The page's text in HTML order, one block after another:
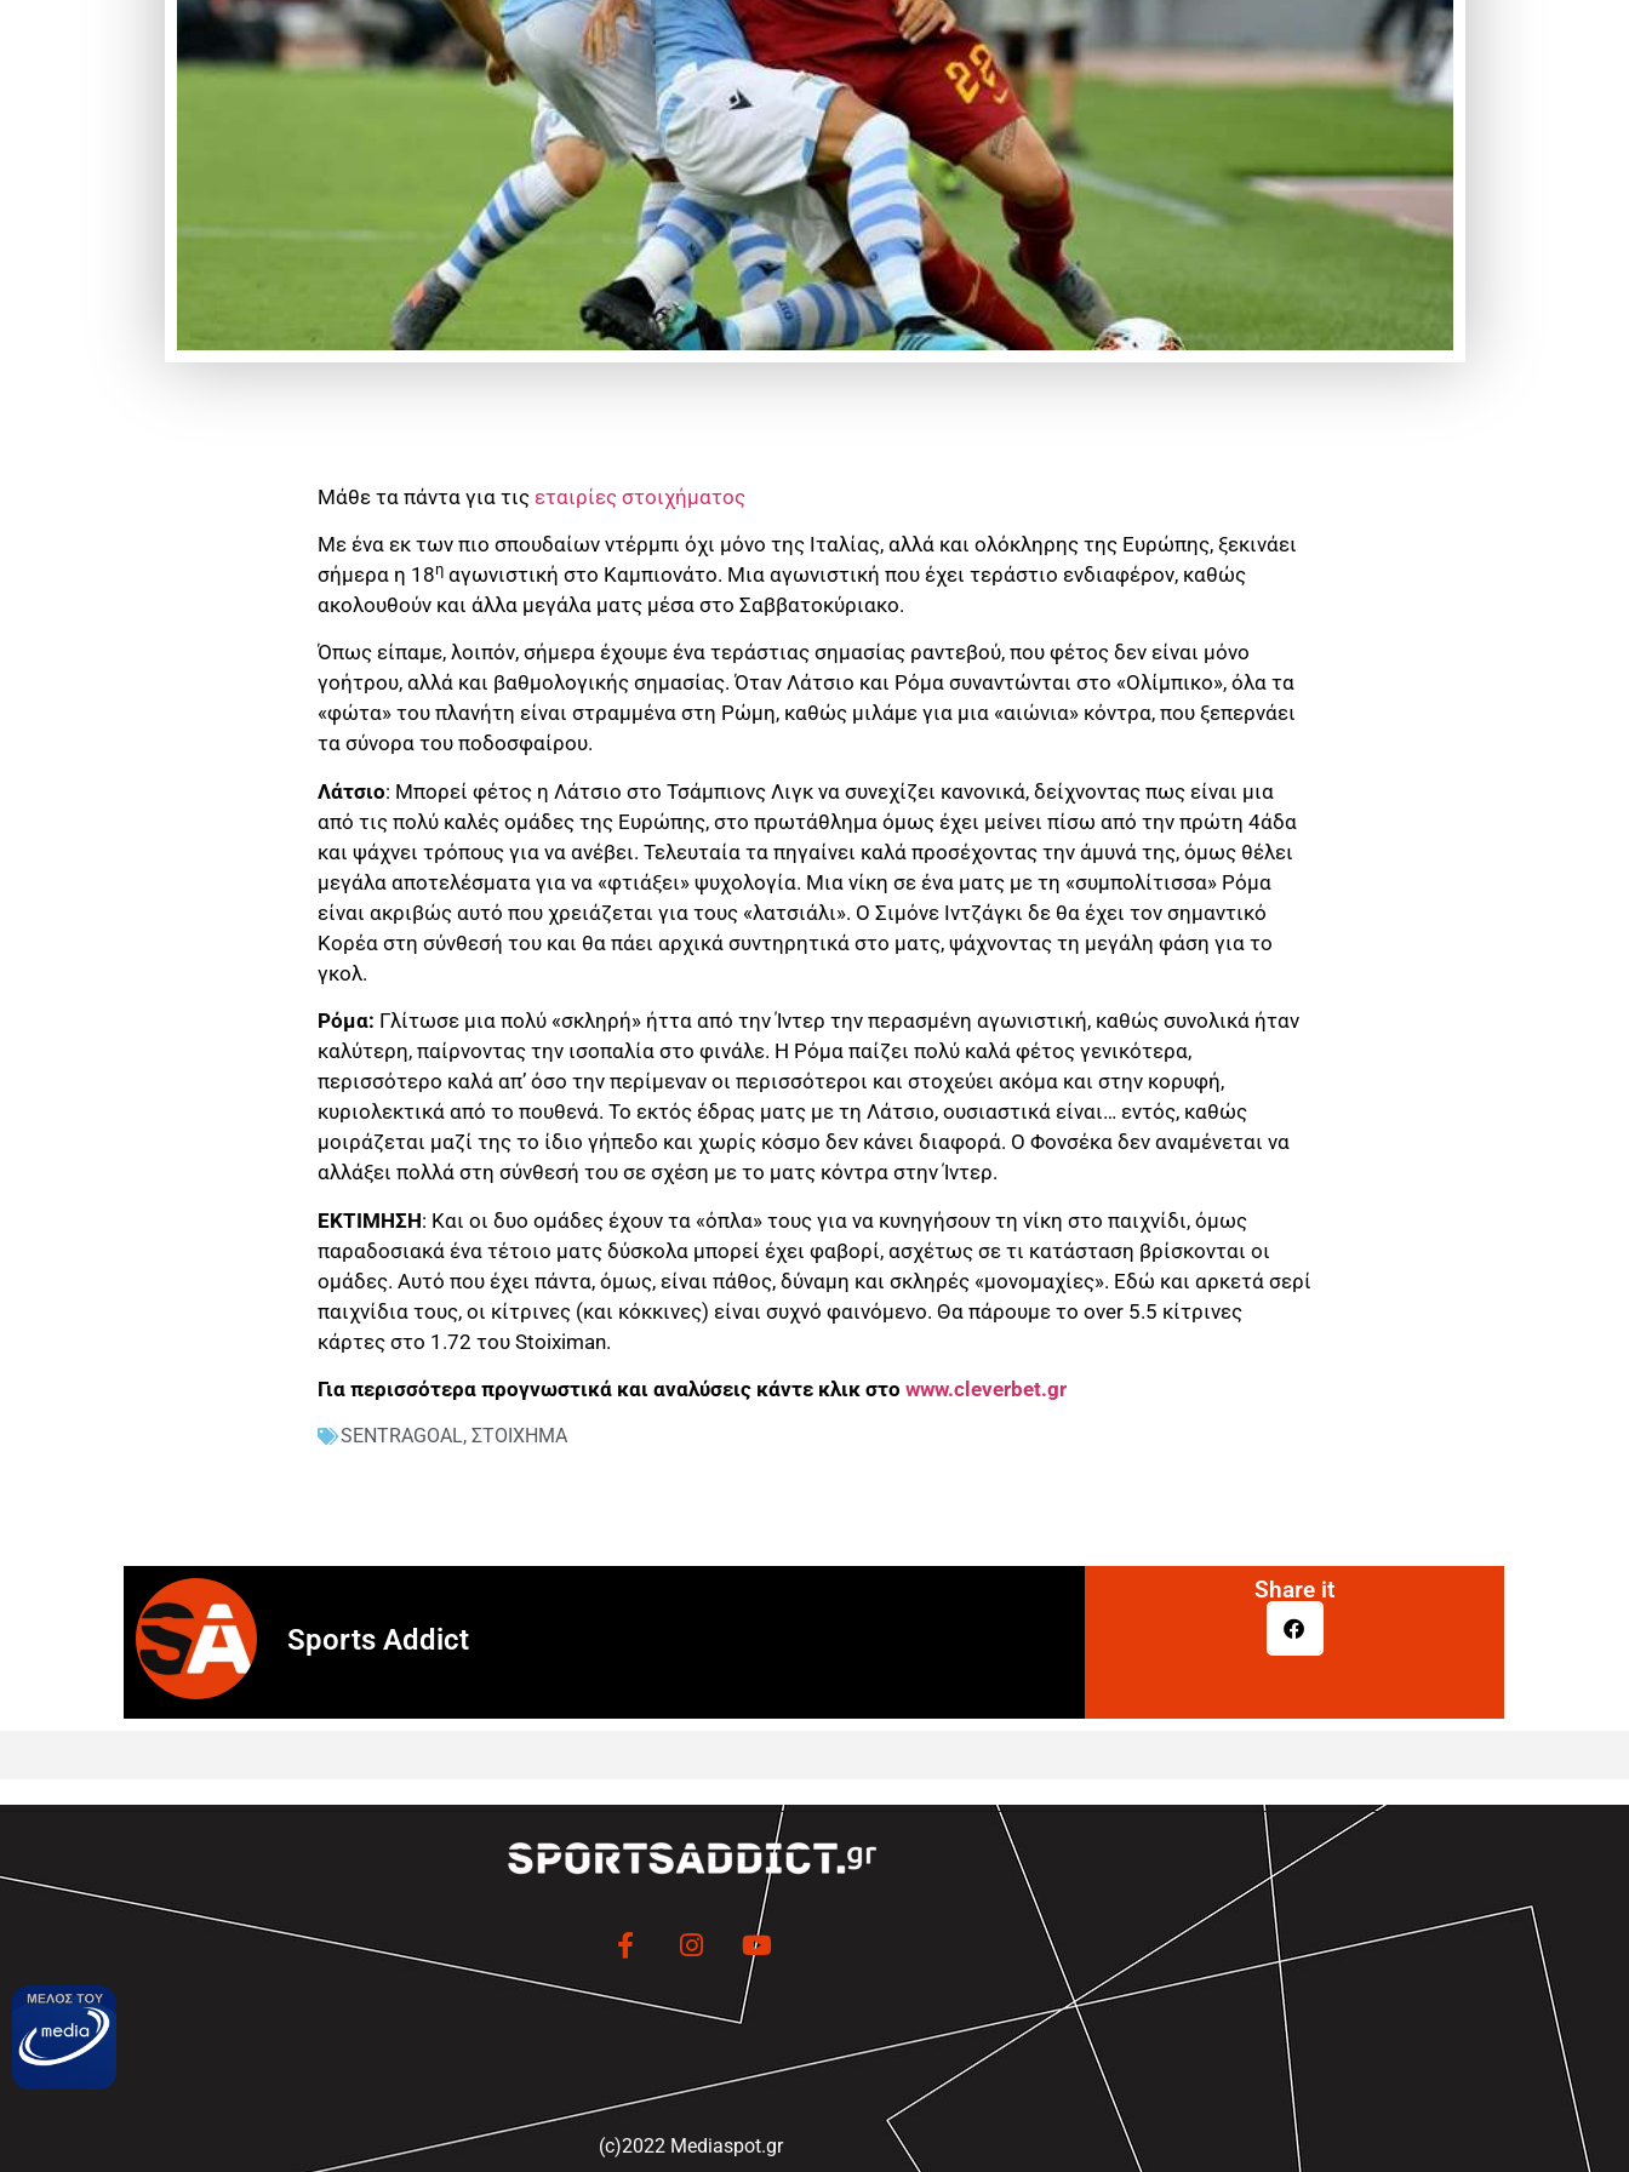
Μάθε τα πάντα για τις εταιρίες στοιχήματος
Με ένα εκ των πιο σπουδαίων ντέρμπι όχι μόνο της Ιταλίας, αλλά και ολόκληρης της Ευρώπης, ξεκινάει
σήμερα η 18η αγωνιστική στο Καμπιονάτο. Μια αγωνιστική που έχει τεράστιο ενδιαφέρον, καθώς
ακολουθούν και άλλα μεγάλα ματς μέσα στο Σαββατοκύριακο.
Όπως είπαμε, λοιπόν, σήμερα έχουμε ένα τεράστιας σημασίας ραντεβού, που φέτος δεν είναι μόνο
γοήτρου, αλλά και βαθμολογικής σημασίας. Όταν Λάτσιο και Ρόμα συναντώνται στο «Ολίμπικο», όλα τα
«φώτα» του πλανήτη είναι στραμμένα στη Ρώμη, καθώς μιλάμε για μια «αιώνια» κόντρα, που ξεπερνάει
τα σύνορα του ποδοσφαίρου.
Λάτσιο: Μπορεί φέτος η Λάτσιο στο Τσάμπιονς Λιγκ να συνεχίζει κανονικά, δείχνοντας πως είναι μια
από τις πολύ καλές ομάδες της Ευρώπης, στο πρωτάθλημα όμως έχει μείνει πίσω από την πρώτη 4άδα
και ψάχνει τρόπους για να ανέβει. Τελευταία τα πηγαίνει καλά προσέχοντας την άμυνά της, όμως θέλει
μεγάλα αποτελέσματα για να «φτιάξει» ψυχολογία. Μια νίκη σε ένα ματς με τη «συμπολίτισσα» Ρόμα
είναι ακριβώς αυτό που χρειάζεται για τους «λατσιάλι». Ο Σιμόνε Ιντζάγκι δε θα έχει τον σημαντικό
Κορέα στη σύνθεσή του και θα πάει αρχικά συντηρητικά στο ματς, ψάχνοντας τη μεγάλη φάση για το
γκολ.
Ρόμα: Γλίτωσε μια πολύ «σκληρή» ήττα από την Ίντερ την περασμένη αγωνιστική, καθώς συνολικά ήταν
καλύτερη, παίρνοντας την ισοπαλία στο φινάλε. Η Ρόμα παίζει πολύ καλά φέτος γενικότερα,
περισσότερο καλά απ’ όσο την περίμεναν οι περισσότεροι και στοχεύει ακόμα και στην κορυφή,
κυριολεκτικά από το πουθενά. Το εκτός έδρας ματς με τη Λάτσιο, ουσιαστικά είναι… εντός, καθώς
μοιράζεται μαζί της το ίδιο γήπεδο και χωρίς κόσμο δεν κάνει διαφορά. Ο Φονσέκα δεν αναμένεται να
αλλάξει πολλά στη σύνθεσή του σε σχέση με το ματς κόντρα στην Ίντερ.
ΕΚΤΙΜΗΣΗ: Και οι δυο ομάδες έχουν τα «όπλα» τους για να κυνηγήσουν τη νίκη στο παιχνίδι, όμως
παραδοσιακά ένα τέτοιο ματς δύσκολα μπορεί έχει φαβορί, ασχέτως σε τι κατάσταση βρίσκονται οι
ομάδες. Αυτό που έχει πάντα, όμως, είναι πάθος, δύναμη και σκληρές «μονομαχίες». Εδώ και αρκετά σερί
παιχνίδια τους, οι κίτρινες (και κόκκινες) είναι συχνό φαινόμενο. Θα πάρουμε το over 5.5 κίτρινες
κάρτες στο 1.72 του Stoiximan.
Για περισσότερα προγνωστικά και αναλύσεις κάντε κλικ στο www.cleverbet.gr
SENTRAGOAL, ΣΤΟΙΧΗΜΑ
Sports Addict
Share it
(c)2022 Mediaspot.gr